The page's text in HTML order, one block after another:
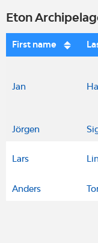
Eton
First name
Jan
Jörgen
Lars
Anders